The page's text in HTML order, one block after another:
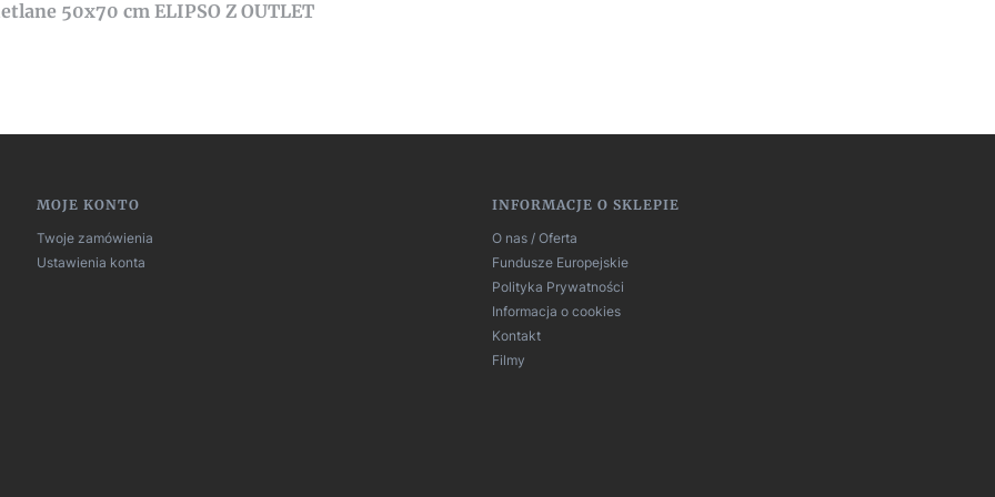
50x70 cm ELIPSO Z OUTLET
MOJE KONTO
Twoje zamówienia
Ustawienia konta
INFORMACJE O SKLEPIE
O nas / Oferta
Fundusze Europejskie
Polityka Prywatności
Informacja o cookies
Kontakt
Filmy